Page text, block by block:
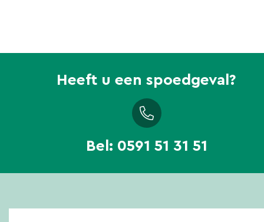
Heeft u een spoedgeval?
Bel: 0591 51 31 51